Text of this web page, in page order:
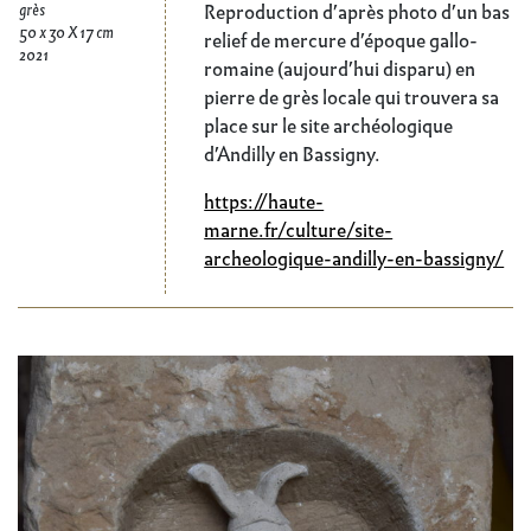
grès
50 x 30 X 17 cm
2021
Reproduction d’après photo d’un bas
relief de mercure d’époque gallo-
romaine (aujourd’hui disparu) en
pierre de grès locale qui trouvera sa
place sur le site archéologique
d’Andilly en Bassigny.
https://haute-
marne.fr/culture/site-
archeologique-andilly-en-bassigny/